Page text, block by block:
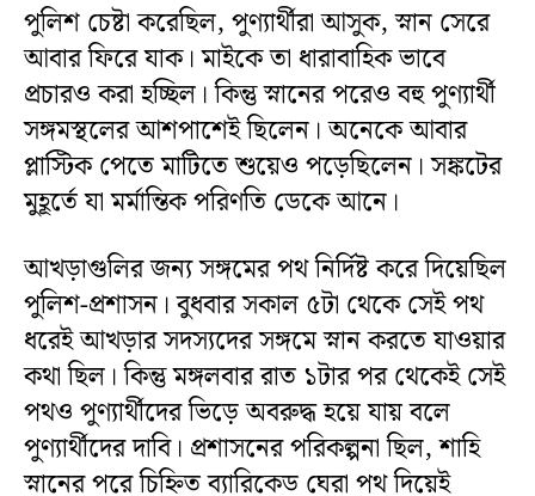
পুলিশ চেষ্টা করেছিল, পুণ্যার্থীরা আসুক, স্নান সেরে
আবার ফিরে যাক। মাইকে তা ধারাবাহিক ভাবে
প্রচারও করা হচ্ছিল। কিন্তু স্নানের পরেও বহু পুণ্যার্থী
সঙ্গমস্থলের আশপাশেই ছিলেন। অনেকে আবার
প্লাস্টিক পেতে মাটিতে শুয়েও পড়েছিলেন। সঙ্কটের
মুহূর্তে যা মর্মান্তিক পরিণতি ডেকে আনে।
আখড়াগুলির জন্য সঙ্গমের পথ নির্দিষ্ট করে দিয়েছিল
পুলিশ-প্রশাসন। বুধবার সকাল ৫টা থেকে সেই পথ
ধরেই আখড়ার সদস্যদের সঙ্গমে স্নান করতে যাওয়ার
কথা ছিল। কিন্তু মঙ্গলবার রাত ১টার পর থেকেই সেই
পথও পুণ্যার্থীদের ভিড়ে অবরুদ্ধ হয়ে যায় বলে
পুণ্যার্থীদের দাবি। প্রশাসনের পরিকল্পনা ছিল, শাহি
স্নানের পরে চিহ্নিত ব্যারিকেড ঘেরা পথ দিয়েই